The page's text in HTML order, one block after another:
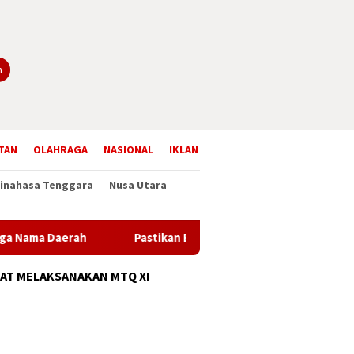
OLAHRAGA NASIONAL IKLAN
Tenggara
Nusa Utara
Pastikan BIAS Berjalan Optimal, Wabup Minsel
MELAKSANAKAN MTQ XI